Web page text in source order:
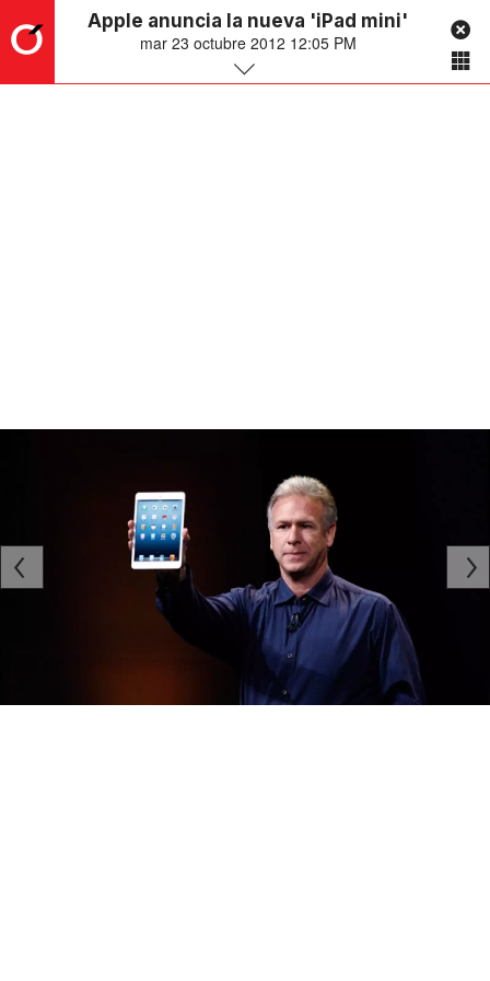
Apple anuncia la nueva 'iPad mini'
mar 23 octubre 2012 12:05 PM